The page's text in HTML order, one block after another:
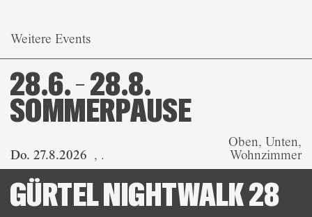
Weitere Events
Do. 27.8.2026 , .
28.6. – 28.8.
SOMMERPAUSE
Oben, Unten,
Wohnzimmer
GÜRTEL NIGHTWALK 28